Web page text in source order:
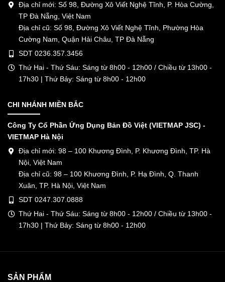
Địa chỉ mới: Số 98, Đường Xô Viết Nghệ Tĩnh, P. Hòa Cường,
TP Đà Nẵng, Việt Nam
Địa chỉ cũ: Số 98, Đường Xô Viết Nghệ Tĩnh, Phường Hòa
Cường Nam, Quận Hải Châu, TP Đà Nẵng
SDT 0236.357.3456
Thứ Hai - Thứ Sáu: Sáng từ 8h00 - 12h00 / Chiều từ 13h00 -
17h30 | Thứ Bảy: Sáng từ 8h00 - 12h00
CHI NHÁNH MIỀN BẮC
Công Ty Cổ Phần Ứng Dụng Bản Đồ Việt (VIETMAP JSC) -
VIETMAP Hà Nội
Địa chỉ mới: 98 – 100 Khương Đình, P. Khương Đình, TP. Hà
Nội, Việt Nam
Địa chỉ cũ: 98 – 100 Khương Đình, P. Hạ Đình, Q. Thanh
Xuân, TP. Hà Nội, Việt Nam
SDT 0247.307.0888
Thứ Hai - Thứ Sáu: Sáng từ 8h00 - 12h00 / Chiều từ 13h00 -
17h30 | Thứ Bảy: Sáng từ 8h00 - 12h00
SẢN PHẨM